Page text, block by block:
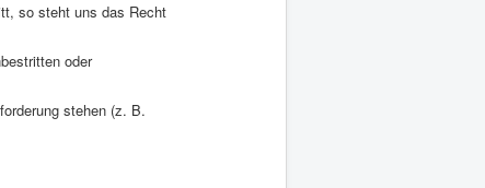
so steht uns das Recht
oder
stehen (z. B.